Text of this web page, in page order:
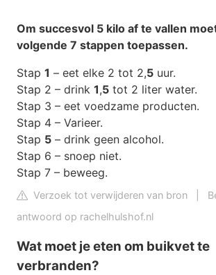
Om succesvol 5 kilo af te vallen
volgende 7 stappen toepassen.
Stap 1 – eet elke 2 tot 2,5 uur.
Stap 2 – drink 1,5 tot 2 liter water.
Stap 3 – eet voedzame producten.
Stap 4 – Varieer.
Stap 5 – drink geen alcohol.
Stap 6 – snoep niet.
Stap 7 – beweeg.
Verzoek tot verwijderen van bron
antwoord op rachelhulshof.nl
Wat moet je eten om buikvet te
verbranden?